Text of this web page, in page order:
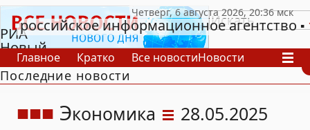
РИА
Новый
День
российское информационное агентство
Главное Кратко Все новостиНовости
В России
В мире
Последние новости
Экономика 28.05.2025